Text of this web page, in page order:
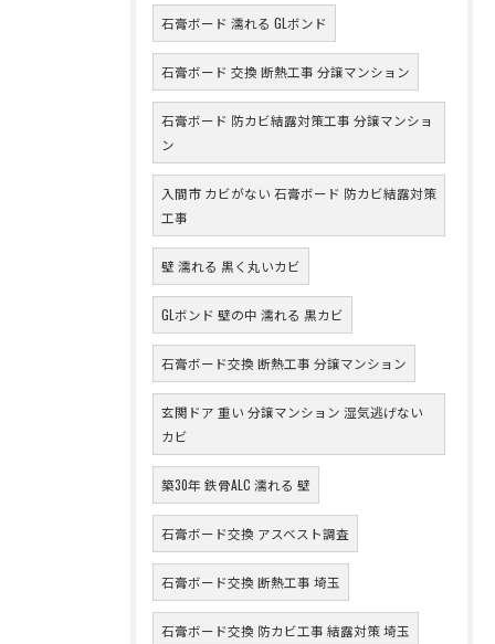
石膏ボード 濡れる GLボンド
石膏ボード 交換 断熱工事 分譲マンション
石膏ボード 防カビ結露対策工事 分譲マンショ
ン
入間市 カビがない 石膏ボード 防カビ結露対策
工事
壁 濡れる 黒く丸いカビ
GLボンド 壁の中 濡れる 黒カビ
石膏ボード交換 断熱工事 分譲マンション
玄関ドア 重い 分譲マンション 湿気逃げない
カビ
築30年 鉄骨ALC 濡れる 壁
石膏ボード交換 アスベスト調査
石膏ボード交換 断熱工事 埼玉
石膏ボード交換 防カビ工事 結露対策 埼玉